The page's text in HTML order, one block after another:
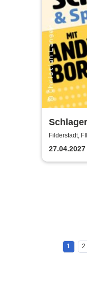
Borg
Filderstadt,
27.04.2027
1 2